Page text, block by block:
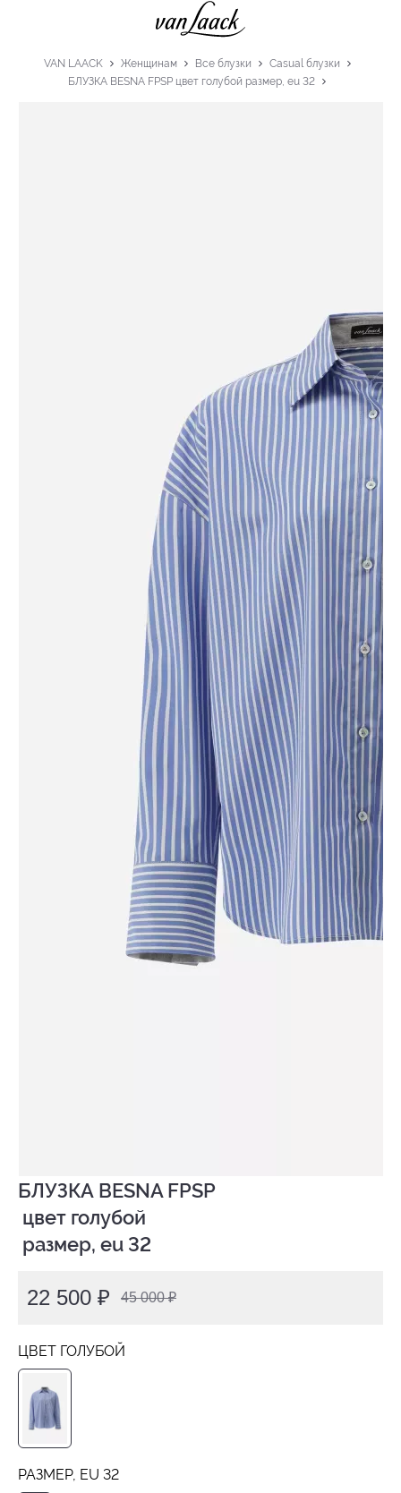
VAN LAACK Женщинам Все блузки
Casual блузки
БЛУЗКА BESNA FPSP цвет голубой размер, eu 32
БЛУЗКА BESNA FPSP
размер, eu 32
22 500 ₽ 45 000 ₽
ЦВЕТ ГОЛУБОЙ
РАЗМЕР, EU 32